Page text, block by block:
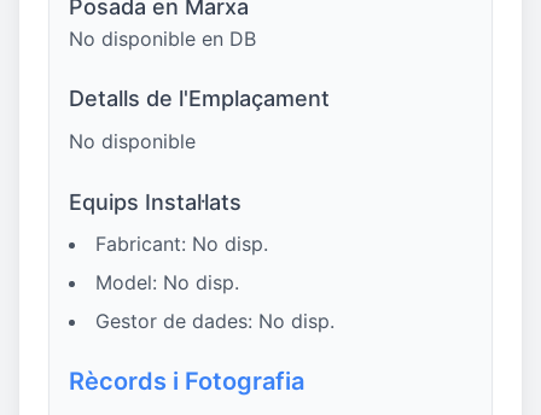
Posada en Marxa
No disponible en DB
Detalls de l'Emplaçament
No disponible
Equips Instal·lats
Fabricant: No disp.
Model: No disp.
Gestor de dades: No disp.
Rècords i Fotografia